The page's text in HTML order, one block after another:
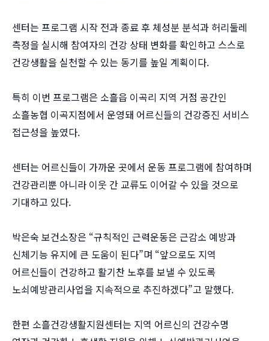
센터는 프로그램 시작 전과 종료 후 체성분 분석과 허리둘레
측정을 실시해 참여자의 건강 상태 변화를 확인하고 스스로
건강생활을 실천할 수 있는 동기를 높일 계획이다.
특히 이번 프로그램은 소흘읍 이곡리 지역 거점 공간인
소흘농협 이곡지점에서 운영돼 어르신들의 건강증진 서비스
접근성을 높였다.
센터는 어르신들이 가까운 곳에서 운동 프로그램에 참여하며
건강관리뿐 아니라 이웃 간 교류도 이어갈 수 있을 것으로
기대하고 있다.
박은숙 보건소장은 “규칙적인 근력운동은 근감소 예방과
신체기능 유지에 큰 도움이 된다”며 “앞으로도 지역
어르신들이 건강하고 활기찬 노후를 보낼 수 있도록
노쇠예방관리사업을 지속적으로 추진하겠다”고 말했다.
한편 소흘건강생활지원센터는 지역 어르신의 건강수명